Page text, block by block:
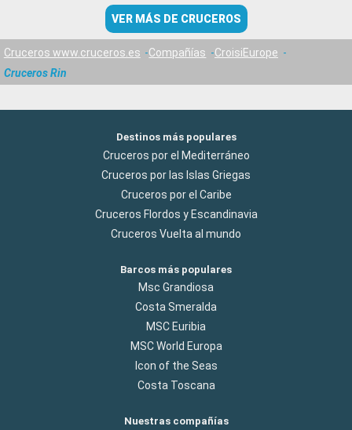
VER MÁS DE CRUCEROS
Cruceros www.cruceros.es Compañías
CroisiEurope
Cruceros Rin
Destinos más populares
Cruceros por el Mediterráneo
Cruceros por las Islas Griegas
Cruceros por el Caribe
Cruceros Flordos y Escandinavia
Cruceros Vuelta al mundo
Barcos más populares
Msc Grandiosa
Costa Smeralda
MSC Euribia
MSC World Europa
Icon of the Seas
Costa Toscana
Nuestras compañías